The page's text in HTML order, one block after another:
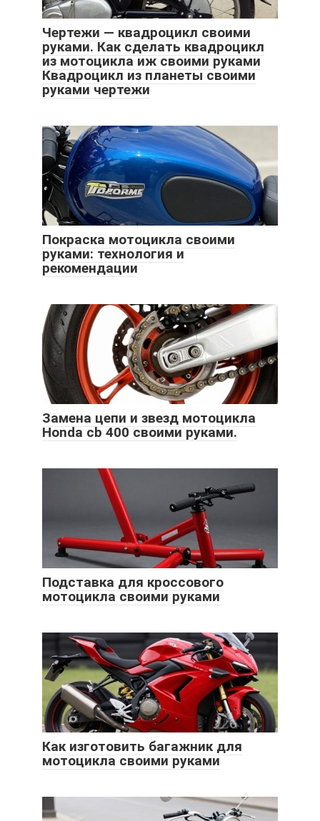
Чертежи — квадроцикл своими
руками. Как сделать квадроцикл
из мотоцикла иж своими руками
Квадроцикл из планеты своими
руками чертежи
Покраска мотоцикла своими
руками: технология и
рекомендации
Замена цепи и звезд мотоцикла
Honda cb 400 своими руками.
Подставка для кроссового
мотоцикла своими руками
Как изготовить багажник для
мотоцикла своими руками